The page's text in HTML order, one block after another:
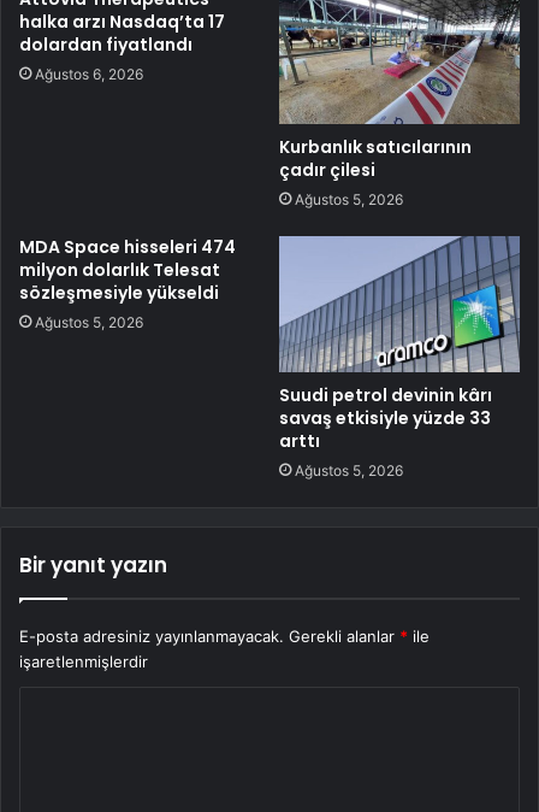
halka arzı Nasdaq’ta 17
dolardan fiyatlandı
Ağustos 6, 2026
Kurbanlık satıcılarının
çadır çilesi
Ağustos 5, 2026
MDA Space hisseleri 474
milyon dolarlık Telesat
sözleşmesiyle yükseldi
Ağustos 5, 2026
Suudi petrol devinin kârı
savaş etkisiyle yüzde 33
arttı
Ağustos 5, 2026
Bir yanıt yazın
E-posta adresiniz yayınlanmayacak. Gerekli alanlar * ile
işaretlenmişlerdir